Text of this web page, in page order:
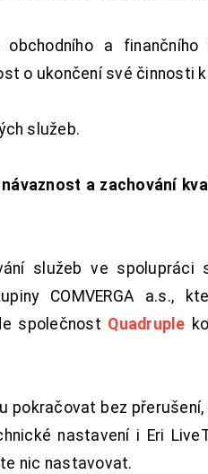
a finančního
o ukončení své činnosti k
služeb.
a zachování
služeb ve spolupráci
COMVERGA a.s.,
společnost Quadruple
pokračovat bez
nastavení i Eri
nic nastavovat.